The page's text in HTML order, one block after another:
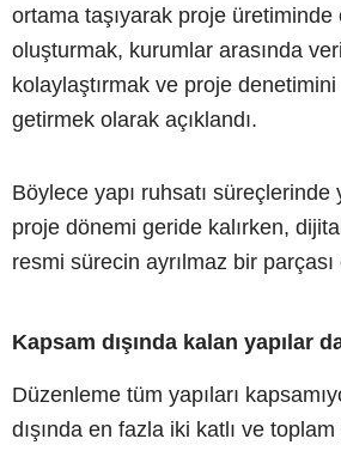
ortama taşıyarak proje üretiminde
oluşturmak, kurumlar arasında veri
kolaylaştırmak ve proje
getirmek olarak açıklandı.
Böylece yapı ruhsatı süreçlerinde
proje dönemi geride kalırken,
resmi sürecin ayrılmaz bir parçası
Kapsam dışında kalan yapılar
Düzenleme tüm yapıları
dışında en fazla iki katlı ve toplam